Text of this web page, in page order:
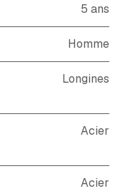
5 ans
Homme
Longines
Acier
Acier